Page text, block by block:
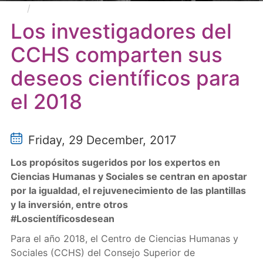
deseos científicos para el 2018
Los investigadores del
CCHS comparten sus
deseos científicos para
el 2018
Friday, 29 December, 2017
Los propósitos sugeridos por los expertos en
Ciencias Humanas y Sociales se centran en apostar
por la igualdad, el rejuvenecimiento de las plantillas
y la inversión, entre otros
#Loscientíficosdesean
Para el año 2018, el Centro de Ciencias Humanas y
Sociales (CCHS) del Consejo Superior de